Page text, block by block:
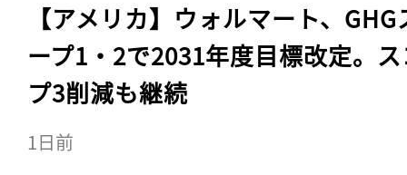
【アメリカ】ウォルマート、GHG
ープ1・2で2031年度目標改定。
プ3削減も継続
1日前